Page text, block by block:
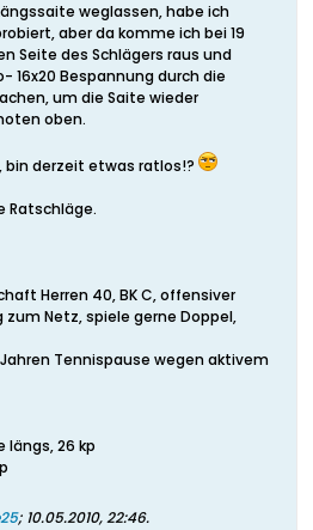
weglassen, habe ich
aber da komme ich bei 19
Seite des Schlägers raus und
16x20 Bespannung durch die
um die Saite wieder
oben.
derzeit etwas ratlos!?
Ratschläge.
Herren 40, BK C, offensiver
Netz, spiele gerne Doppel,
Tennispause wegen aktivem
längs, 26 kp
; 10.05.2010, 22:46.